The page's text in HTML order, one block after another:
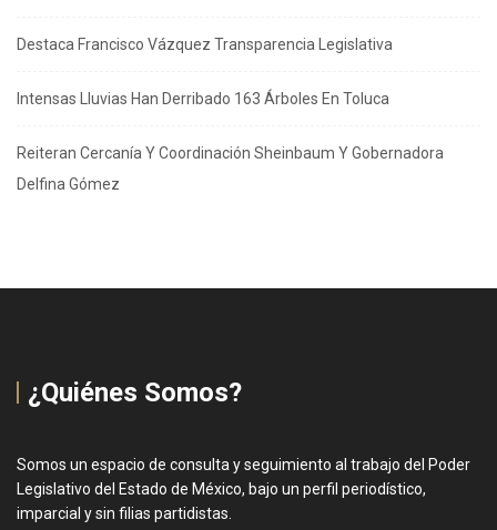
Destaca Francisco Vázquez Transparencia Legislativa
Intensas Lluvias Han Derribado 163 Árboles En Toluca
Reiteran Cercanía Y Coordinación Sheinbaum Y Gobernadora
Delfina Gómez
¿Quiénes Somos?
Somos un espacio de consulta y seguimiento al trabajo del Poder
Legislativo del Estado de México, bajo un perfil periodístico,
imparcial y sin filias partidistas.